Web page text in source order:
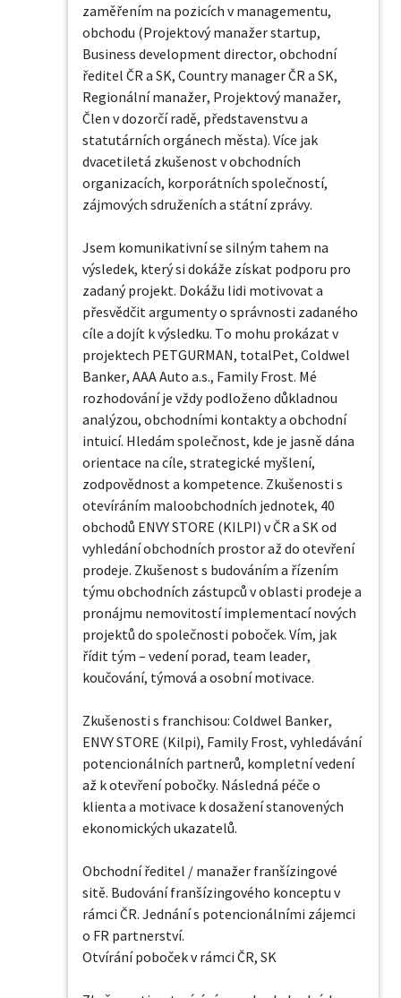
zaměřením na pozicích v managementu,
obchodu (Projektový manažer startup,
Business development director, obchodní
ředitel ČR a SK, Country manager ČR a SK,
Regionální manažer, Projektový manažer,
Člen v dozorčí radě, představenstvu a
statutárních orgánech města). Více jak
dvacetiletá zkušenost v obchodních
organizacích, korporátních společností,
zájmových sdruženích a státní zprávy.
Jsem komunikativní se silným tahem na
výsledek, který si dokáže získat podporu pro
zadaný projekt. Dokážu lidi motivovat a
přesvědčit argumenty o správnosti zadaného
cíle a dojít k výsledku. To mohu prokázat v
projektech PETGURMAN, totalPet, Coldwel
Banker, AAA Auto a.s., Family Frost. Mé
rozhodování je vždy podloženo důkladnou
analýzou, obchodními kontakty a obchodní
intuicí. Hledám společnost, kde je jasně dána
orientace na cíle, strategické myšlení,
zodpovědnost a kompetence. Zkušenosti s
otevíráním maloobchodních jednotek, 40
obchodů ENVY STORE (KILPI) v ČR a SK od
vyhledání obchodních prostor až do otevření
prodeje. Zkušenost s budováním a řízením
týmu obchodních zástupců v oblasti prodeje a
pronájmu nemovitostí implementací nových
projektů do společnosti poboček. Vím, jak
řídit tým – vedení porad, team leader,
koučování, týmová a osobní motivace.
Zkušenosti s franchisou: Coldwel Banker,
ENVY STORE (Kilpi), Family Frost, vyhledávání
potencionálních partnerů, kompletní vedení
až k otevření pobočky. Následná péče o
klienta a motivace k dosažení stanovených
ekonomických ukazatelů.
Obchodní ředitel / manažer franšízingové
sitě. Budování franšízingového konceptu v
rámci ČR. Jednání s potencionálními zájemci
o FR partnerství.
Otvírání poboček v rámci ČR, SK